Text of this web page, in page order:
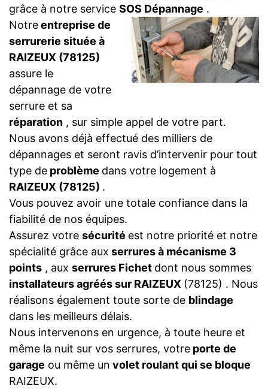
grâce à notre service SOS Dépannage .
Notreentreprise de
serrurerie située à
RAIZEUX (78125)
assure le
dépannage de votre
serrure et sa
réparation , sur simple appel de votre part.
Nous avons déjà effectué des milliers de
dépannages et seront ravis d’intervenir pour tout
type de problème dans votre logement à
RAIZEUX (78125) .
Vous pouvez avoir une totale confiance dans la
fiabilité de nos équipes.
Assurez votre sécurité est notre priorité et notre
spécialité grâce aux serrures à mécanisme 3
points , aux serrures Fichet dont nous sommes
installateurs agréés sur RAIZEUX (78125) . Nous
réalisons également toute sorte de blindage
dans les meilleurs délais.
Nous intervenons en urgence, à toute heure et
même la nuit sur vos serrures, votre porte de
garage ou même un volet roulant qui se bloque
RAIZEUX.